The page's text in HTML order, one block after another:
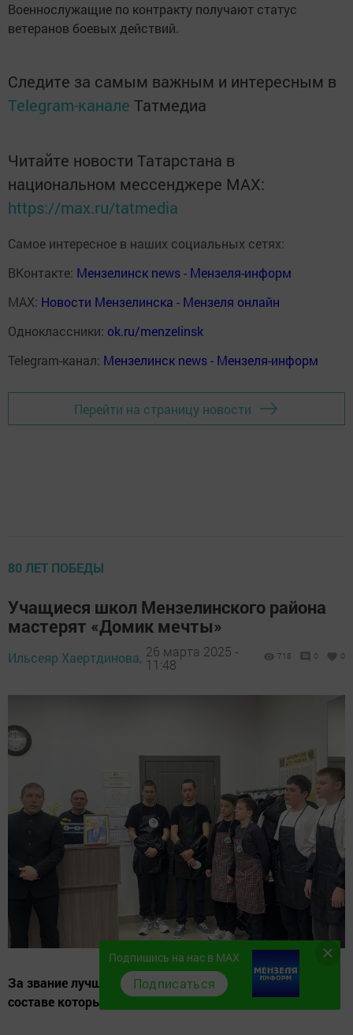
Военнослужащие по контракту получают статус
ветеранов боевых действий.
Следите за самым важным и интересным в
Telegram-канале Татмедиа
Читайте новости Татарстана в
национальном мессенджере MАХ:
https://max.ru/tatmedia
Самое интересное в наших социальных сетях:
ВКонтакте: Мензелинск news - Мензеля-информ
MAX: Новости Мензелинска - Мензеля онлайн
Одноклассники: ok.ru/menzelinsk
Telegram-канал: Мензелинск news - Мензеля-информ
Перейти на страницу новости
80 ЛЕТ ПОБЕДЫ
Учащиеся школ Мензелинского района
мастерят «Домик мечты»
Ильсеяр Хаертдинова, 26 марта 2025 -
11:48
718 0 0
За звание лучших мастеров борются 7 команд, в
составе которых два человека.
Подпишись на нас в MAX
Подписаться